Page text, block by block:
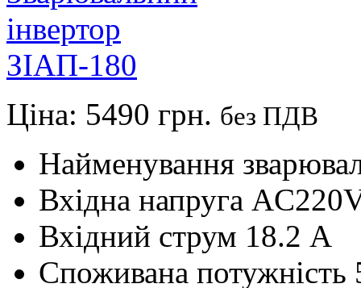
Ціна: 5490 грн. без ПДВ
Найменування
Вхідна напруга
Вхідний струм 18.2 А
Споживана потужність